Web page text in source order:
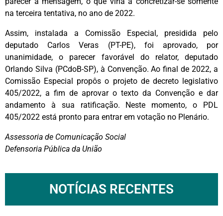
na terceira tentativa, no ano de 2022.
Assim, instalada a Comissão Especial, presidida pelo
deputado Carlos Veras (PT-PE), foi aprovado, por
unanimidade, o parecer favorável do relator, deputado
Orlando Silva (PCdoB-SP), à Convenção. Ao final de 2022, a
Comissão Especial propôs o projeto de decreto legislativo
405/2022, a fim de aprovar o texto da Convenção e dar
andamento à sua ratificação. Neste momento, o PDL
405/2022 está pronto para entrar em votação no Plenário.
Assessoria de Comunicação Social
Defensoria Pública da União
NOTÍCIAS RECENTES